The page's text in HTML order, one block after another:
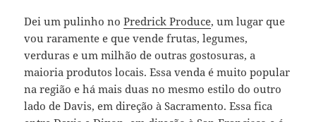
Dei um pulinho noPredrick Produce, um lugar que
vou raramente e que vende frutas, legumes,
verduras e um milhão de outras gostosuras, a
maioria produtos locais. Essa venda é muito popular
na região e há mais duas no mesmo estilo do outro
lado de Davis, em direção à Sacramento. Essa fica